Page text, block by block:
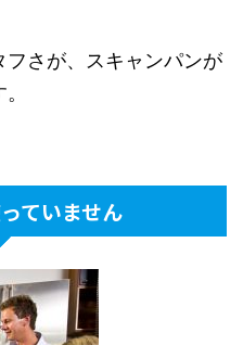
ちら
ちら
ちら
ちら
フさが、スキャンパンが
ていません